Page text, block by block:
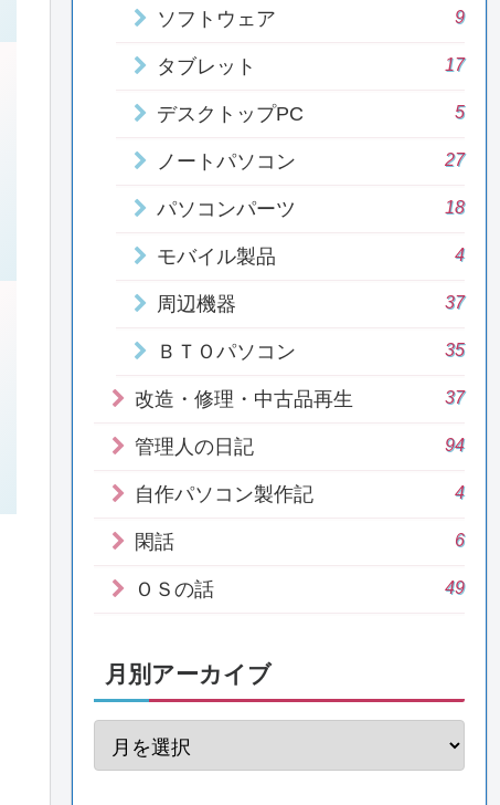
ソフトウェア 9
タブレット 17
デスクトップPC 5
ノートパソコン 27
パソコンパーツ 18
モバイル製品 4
周辺機器 37
ＢＴＯパソコン 35
改造・修理・中古品再生 37
管理人の日記 94
自作パソコン製作記 4
閑話 6
ＯＳの話 49
月別アーカイブ